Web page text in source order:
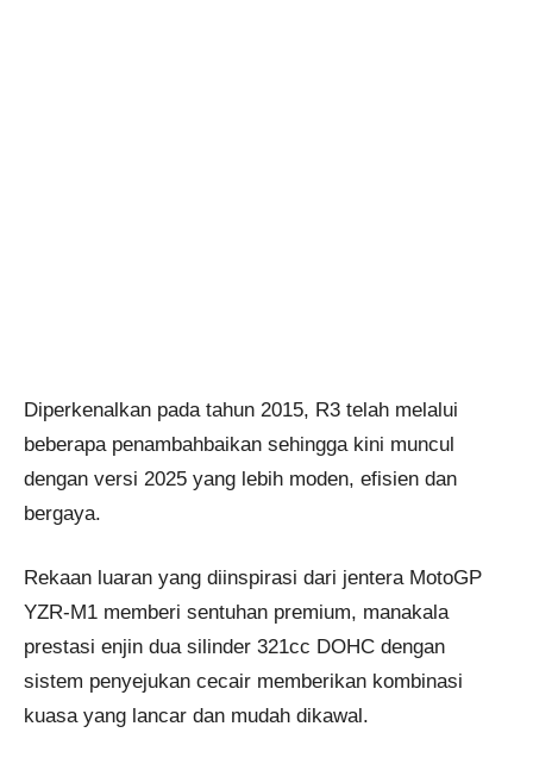
Diperkenalkan pada tahun 2015, R3 telah melalui
beberapa penambahbaikan sehingga kini muncul
dengan versi 2025 yang lebih moden, efisien dan
bergaya.
Rekaan luaran yang diinspirasi dari jentera MotoGP
YZR-M1 memberi sentuhan premium, manakala
prestasi enjin dua silinder 321cc DOHC dengan
sistem penyejukan cecair memberikan kombinasi
kuasa yang lancar dan mudah dikawal.